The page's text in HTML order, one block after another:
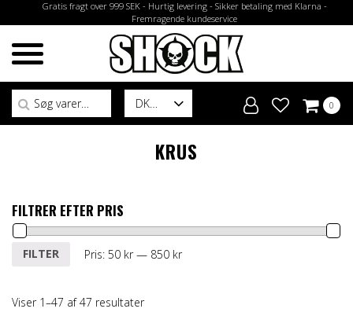
Gratis fragt over 999 SEK - Hurtig levering - Sikker betaling med Klarna -
Fremragende kundeservice
DK
Søg efter:
0
KRUS
FILTRER EFTER PRIS
Mindste
Højeste
FILTER Pris: 50 kr— 850 kr
Viser 1–47 af 47 resultater